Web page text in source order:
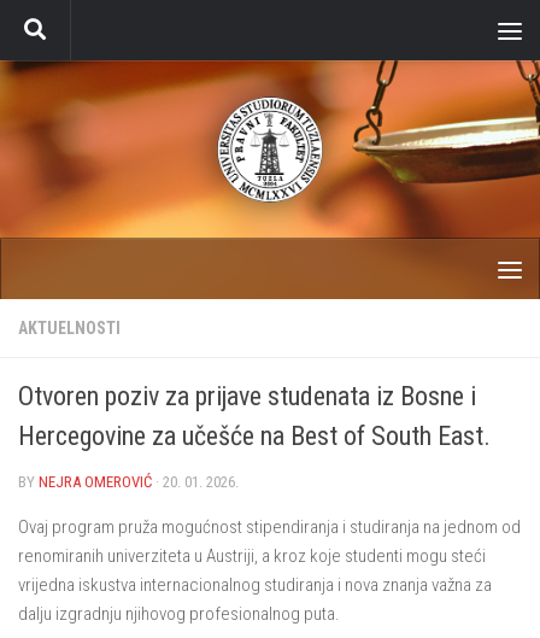
Skip to content
AKTUELNOSTI
Otvoren poziv za prijave studenata iz Bosne i
Hercegovine za učešće na Best of South East.
BY NEJRA OMEROVIĆ · 20. 01. 2026.
Ovaj program pruža mogućnost stipendiranja i studiranja na jednom od
renomiranih univerziteta u Austriji, a kroz koje studenti mogu steći
vrijedna iskustva internacionalnog studiranja i nova znanja važna za
dalju izgradnju njihovog profesionalnog puta.